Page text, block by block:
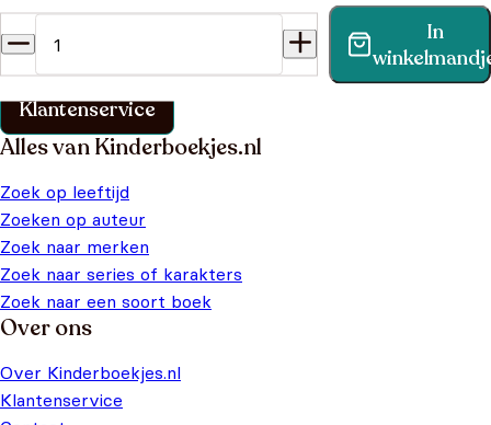
In
Vind binnen no-time antwoord op je vraag op onze
klantenservice pagina.
Klantenservice
Alles van Kinderboekjes.nl
Zoek op leeftijd
Zoeken op auteur
Zoek naar merken
Zoek naar series of karakters
Zoek naar een soort boek
Over ons
Over Kinderboekjes.nl
Klantenservice